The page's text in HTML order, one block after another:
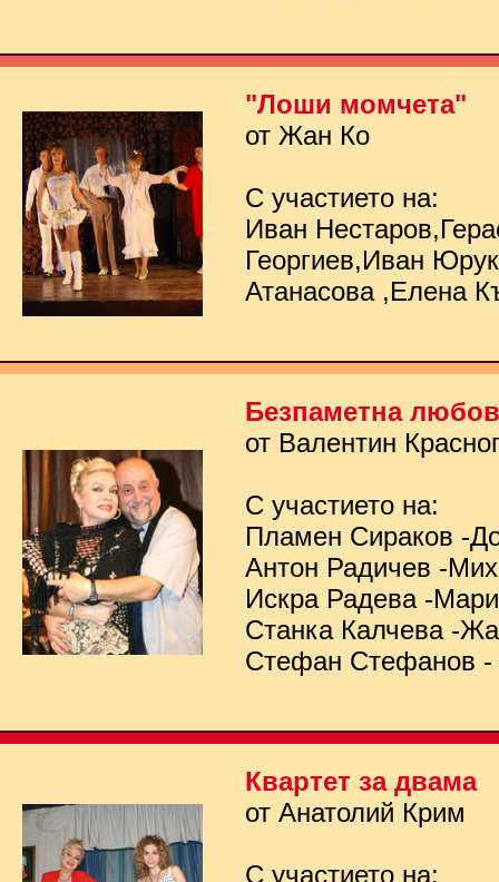
"Лоши момчета"
от Жан Ко
С участието на:
Иван
Георгиев,Иван
Атанасова ,Елена
Безпаметна любов
от Валентин
С участието на:
Пламен Сираков -
Антон Радичев -
Искра Радева -
Станка Калчева -
Стефан Стефанов
Квартет за двама
от Анатолий Крим
С участието на: